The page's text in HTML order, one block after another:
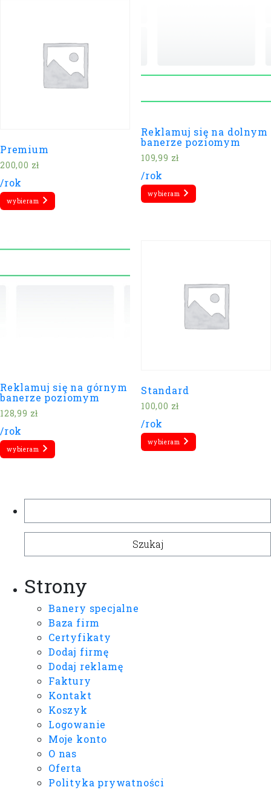
Premium
200,00 zł
/rok
wybieram
Reklamuj się na dolnym
banerze poziomym
109,99 zł
/rok
wybieram
Reklamuj się na górnym
banerze poziomym
128,99 zł
/rok
wybieram
Standard
100,00 zł
/rok
wybieram
Strony
Banery specjalne
Baza firm
Certyfikaty
Dodaj firmę
Dodaj reklamę
Faktury
Kontakt
Koszyk
Logowanie
Moje konto
O nas
Oferta
Polityka prywatności